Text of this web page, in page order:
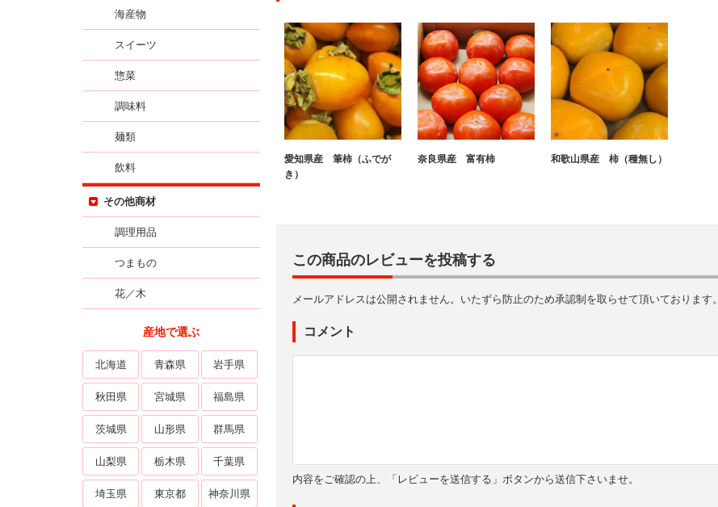
愛知県産 筆柿（ふでが
き）
奈良県産 富有柿 和歌山県産 柿（種無し）
この商品のレビューを投稿する
メールアドレスは公開されません。いたずら防止のため承認制を取らせて頂いております。
コメント
内容をご確認の上、「レビューを送信する」ボタンから送信下さいませ。
海産物
スイーツ
惣菜
調味料
麺類
飲料
その他商材
調理用品
つまもの
花／木
産地で選ぶ
北海道 青森県 岩手県
秋田県 宮城県 福島県
茨城県 山形県 群馬県
山梨県 栃木県 千葉県
埼玉県 東京都 神奈川県